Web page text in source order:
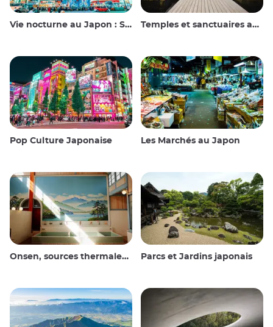
Vie nocturne au Japon : Sortir, voir et boire Temples et sanctuaires au Japon
Pop Culture Japonaise Les Marchés au Japon
Onsen, sources thermales et bains publics Parcs et Jardins japonais